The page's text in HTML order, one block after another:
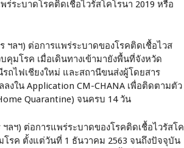
ระบาดโรคติดเชื้อไวรัสโคโรนา 2019 หรือ
ฯลฯ) ต่อการแพร่ระบาดของโรคติดเชื้อไวส
มโรค เมื่อเดินทางเข้ามายังพื้นที่จังหวัด
ถไฟเชียงใหม่ และสถานีขนส่งผู้โดยสาร
งใน Application CM-CHANA เพื่อติดตามตัว
Quarantine) จนครบ 14 วัน
ลฯ) ต่อการแพร่ระบาดของโรคติดเชื้อไวรัสโค
รค ตั้งแต่วันที่ 1 ธันวาคม 2563 จนถึงปัจจุบัน